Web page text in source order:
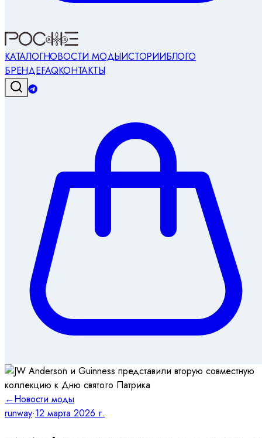
КАТАЛОГНОВОСТИ МОДЫИСТОРИИБЛОГО
БРЕНДЕFAQКОНТАКТЫ
←Новости моды
runway·12 марта 2026 г.